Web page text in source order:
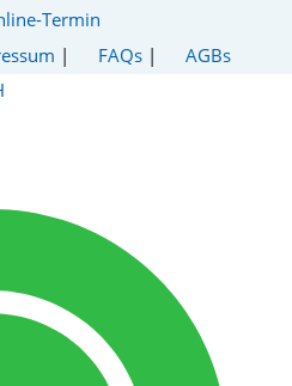
Termin
| FAQs | AGBs